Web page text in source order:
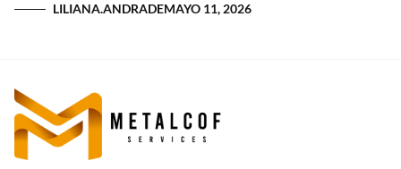
LILIANA.ANDRADEMAYO 11, 2026